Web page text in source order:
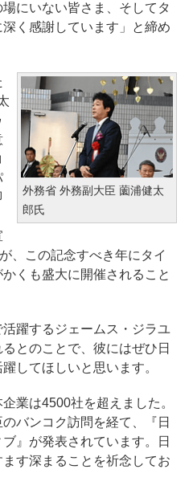
にいない皆さま、そしてタ
く感謝しています」と締め
外務省 外務副大臣 薗浦健太
郎氏
、この記念すべき年にタイ
くも盛大に開催されること
躍するジェームス・ジラユ
とのことで、彼にはぜひ日
してほしいと思います。
業は4500社を超えました。
バンコク訪問を経て、『日
』が発表されています。日
す深まることを祈念してお